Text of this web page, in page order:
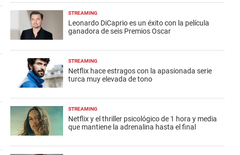
STREAMING
Leonardo DiCaprio es un éxito con la película
ganadora de seis Premios Oscar
STREAMING
Netflix hace estragos con la apasionada serie
turca muy elevada de tono
STREAMING
Netflix y el thriller psicológico de 1 hora y media
que mantiene la adrenalina hasta el final